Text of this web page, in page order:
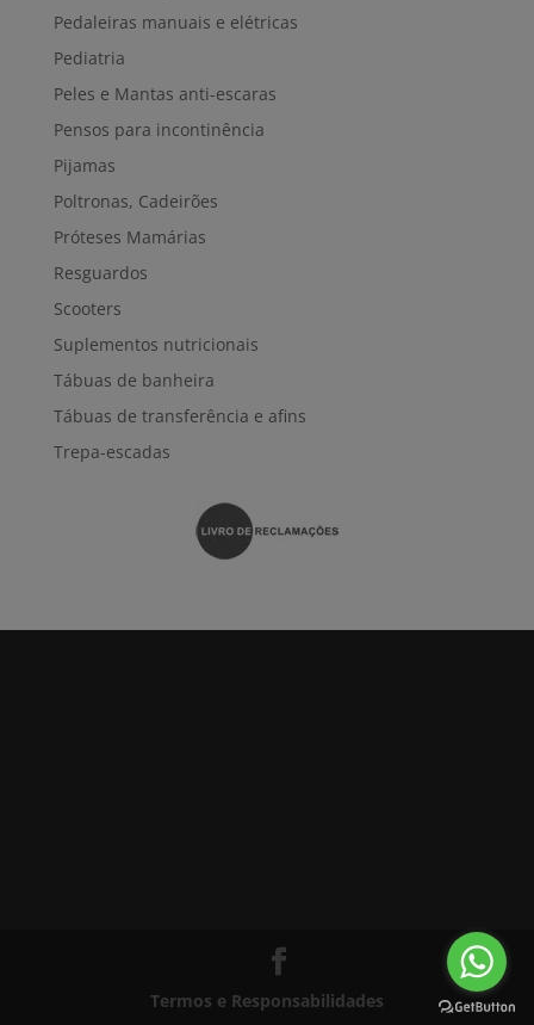
Pedaleiras manuais e elétricas
Pediatria
Peles e Mantas anti-escaras
Pensos para incontinência
Pijamas
Poltronas, Cadeirões
Próteses Mamárias
Resguardos
Scooters
Suplementos nutricionais
Tábuas de banheira
Tábuas de transferência e afins
Trepa-escadas
Termos e Responsabilidades